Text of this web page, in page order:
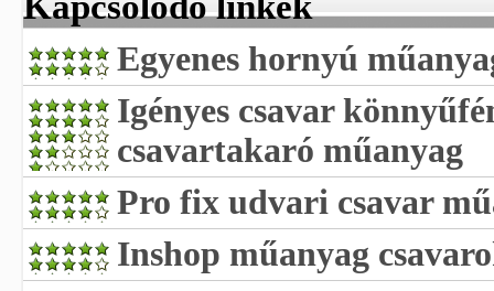
Egyenes hornyú
Igényes csavar
csavartakaró műanyag
Pro fix udvari csavar
Inshop műanyag